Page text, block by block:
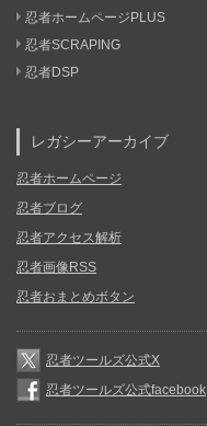
忍者ホームページPLUS
忍者SCRAPING
忍者DSP
レガシーアーカイブ
忍者ホームページ
忍者ブログ
忍者アクセス解析
忍者画像RSS
忍者おまとめボタン
忍者ツールズ公式X
忍者ツールズ公式facebook